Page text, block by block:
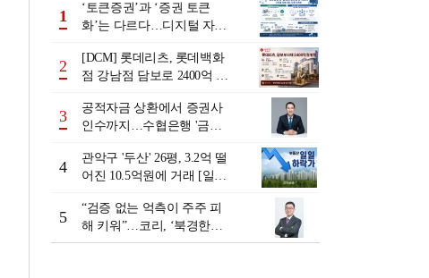
1
‘토큰증권’과 ‘증권 토큰
화’는 다르다…디지털 자본
2
[DCM] 롯데리츠, 롯데백화
점 강남점 담보로 2400억 조
3
공적자금 상환에서 증권사
인수까지…수협은행 '금융
행 금융그룹의 꿈①]
4
관악구 '두산' 26평, 3.2억 떨
어진 10.5억원에 거래 [일일
5
“검증 없는 억측이 주주 피
해 키워”…코리, ‘북경한미
미수채권 논란’ 정면 반박